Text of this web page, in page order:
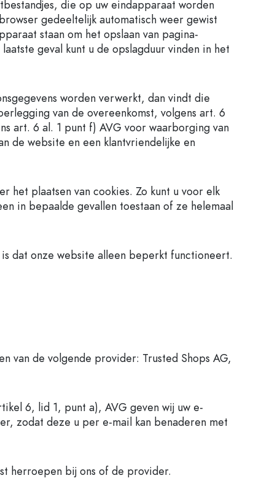
die op uw eindapparaat worden
gedeeltelijk automatisch weer gewist
staan om het opslaan van pagina-
geval kunt u de opslagduur vinden in het
worden verwerkt, dan vindt die
van de overeenkomst, volgens art. 6
art. 6 al. 1 punt f) AVG voor waarborging van
de website en een klantvriendelijke en
het plaatsen van cookies. Zo kunt u voor elk
in bepaalde gevallen toestaan of ze helemaal
dat onze website alleen beperkt functioneert.
van de volgende provider: Trusted Shops AG,
6, lid 1, punt a), AVG geven wij uw e-
zodat deze u per e-mail kan benaderen met
herroepen bij ons of de provider.